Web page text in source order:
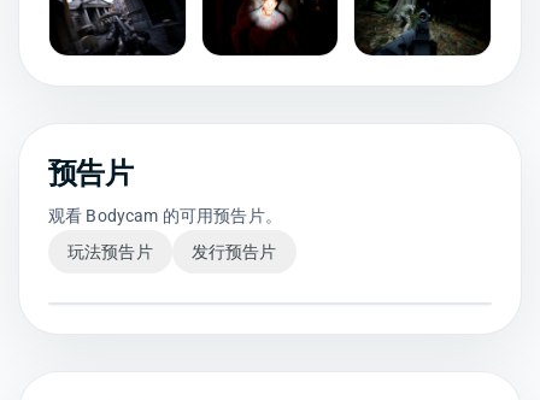
预告片
观看 Bodycam 的可用预告片。
玩法预告片
发行预告片